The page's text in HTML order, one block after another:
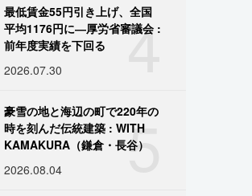
4
最低賃金55円引き上げ、全国
平均1176円に―厚労省審議会 :
前年度実績を下回る
2026.07.30
5
豪雪の地と海辺の町で220年の
時を刻んだ伝統建築 : WITH
KAMAKURA（鎌倉・長谷）
2026.08.04